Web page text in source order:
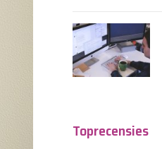
Toprecensies